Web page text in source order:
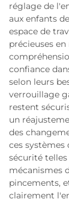
réglage de
aux enfants
espace de
précieuses
confiance
selon leurs
verrouillage
restent
un
des
ces systèmes
sécurité
mécanismes
pincements,
clairement